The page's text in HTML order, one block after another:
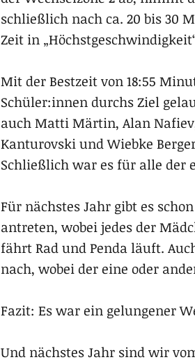
schließlich nach ca. 20 bis 30
Zeit in
Mit der Bestzeit von 18:55
Schüler:innen durchs Ziel
auch Matti Märtin, Alan Nafiev,
Kanturovski und Wiebke
Schließlich war es für alle der
Für nächstes Jahr gibt es
antreten, wobei jedes der
fährt Rad und Penda läuft.
nach, wobei der eine oder
Fazit: Es war ein gelungener
Und nächstes Jahr sind wir